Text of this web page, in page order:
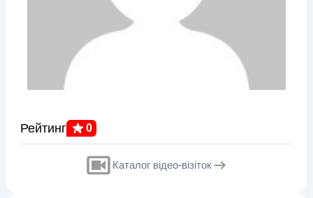
Рейтинг 0
Каталог відео-візіток